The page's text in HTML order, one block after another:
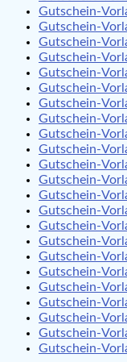
Gutschein-
Gutschein-
Gutschein-
Gutschein-
Gutschein-
Gutschein-
Gutschein-
Gutschein-
Gutschein-
Gutschein-
Gutschein-
Gutschein-
Gutschein-
Gutschein-
Gutschein-
Gutschein-
Gutschein-
Gutschein-
Gutschein-
Gutschein-
Gutschein-
Gutschein-
Gutschein-